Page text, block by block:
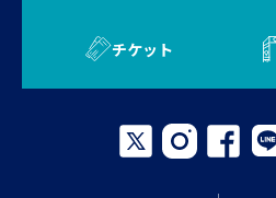
チケット